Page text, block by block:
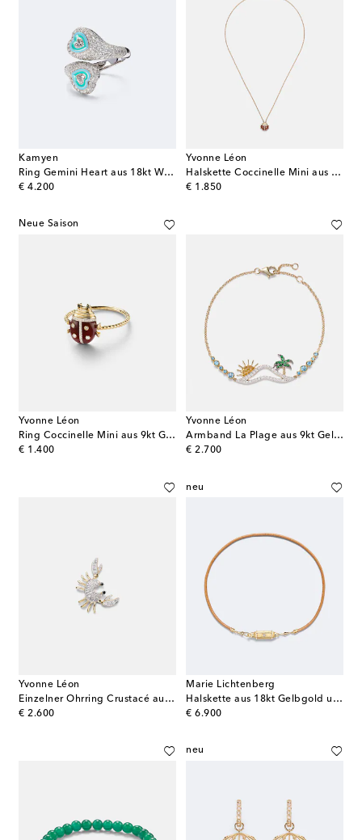
Kamyen
Ring Gemini Heart aus 18kt Weißgold mit Emaille und Diamanten
€ 4.200
original price
Yvonne Léon
Halskette Coccinelle Mini aus 9kt Gelbgold mit Diamanten und Achat
€ 1.850
original price
Neue Saison
Yvonne Léon
Ring Coccinelle Mini aus 9kt Gelbgold mit Diamanten und Achat
€ 1.400
original price
Yvonne Léon
Armband La Plage aus 9kt Gelbgold mit Edelsteinen
€ 2.700
original price
Yvonne Léon
Einzelner Ohrring Crustacé aus 9kt Gelbgold mit Diamanten
€ 2.600
original price
neu
Marie Lichtenberg
Halskette aus 18kt Gelbgold und Leder mit Diamanten
€ 6.900
original price
neu